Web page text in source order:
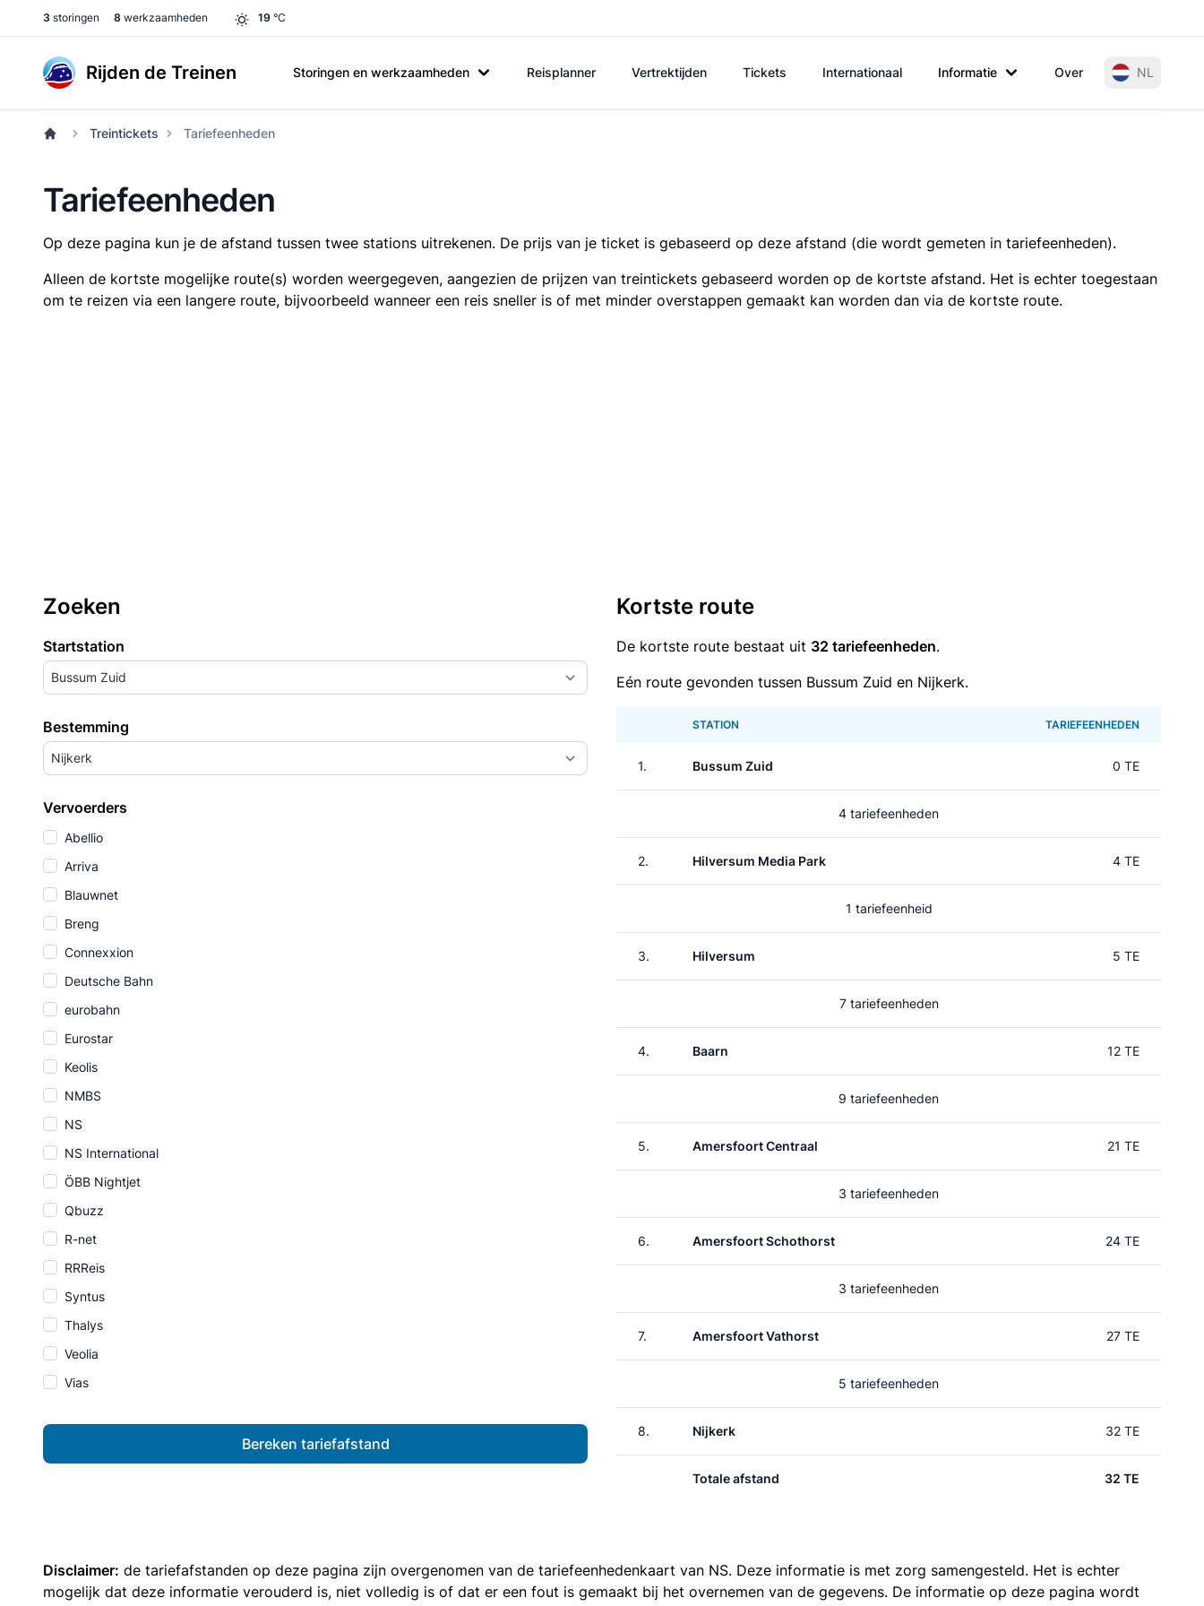
3 storingen 8 werkzaamheden 19 °C
Rijden de Treinen Storingen en werkzaamheden Reisplanner Vertrektijden Tickets Internationaal Informatie Over NL
Treintickets Tariefeenheden
Tariefeenheden
Op deze pagina kun je de afstand tussen twee stations uitrekenen. De prijs van je ticket is gebaseerd op deze afstand (die wordt gemeten in tariefeenheden).
Alleen de kortste mogelijke route(s) worden weergegeven, aangezien de prijzen van treintickets gebaseerd worden op de kortste afstand. Het is echter toegestaan
om te reizen via een langere route, bijvoorbeeld wanneer een reis sneller is of met minder overstappen gemaakt kan worden dan via de kortste route.
Zoeken
Startstation
Bussum Zuid
Bestemming
Nijkerk
Vervoerders
Abellio
Arriva
Blauwnet
Breng
Connexxion
Deutsche Bahn
eurobahn
Eurostar
Keolis
NMBS
NS
NS International
ÖBB Nightjet
Qbuzz
R-net
RRReis
Syntus
Thalys
Veolia
Vias
Bereken tariefafstand
Kortste route
De kortste route bestaat uit 32 tariefeenheden.
Eén route gevonden tussen Bussum Zuid en Nijkerk.
STATION TARIEFEENHEDEN
1. Bussum Zuid 0 TE
4 tariefeenheden
2. Hilversum Media Park 4 TE
1 tariefeenheid
3. Hilversum 5 TE
7 tariefeenheden
4. Baarn 12 TE
9 tariefeenheden
5. Amersfoort Centraal 21 TE
3 tariefeenheden
6. Amersfoort Schothorst 24 TE
3 tariefeenheden
7. Amersfoort Vathorst 27 TE
5 tariefeenheden
8. Nijkerk 32 TE
Totale afstand 32 TE
Disclaimer: de tariefafstanden op deze pagina zijn overgenomen van de tariefeenhedenkaart van NS. Deze informatie is met zorg samengesteld. Het is echter
mogelijk dat deze informatie verouderd is, niet volledig is of dat er een fout is gemaakt bij het overnemen van de gegevens. De informatie op deze pagina wordt